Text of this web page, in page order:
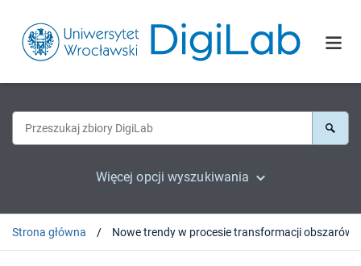
Więcej opcji wyszukiwania
Strona główna